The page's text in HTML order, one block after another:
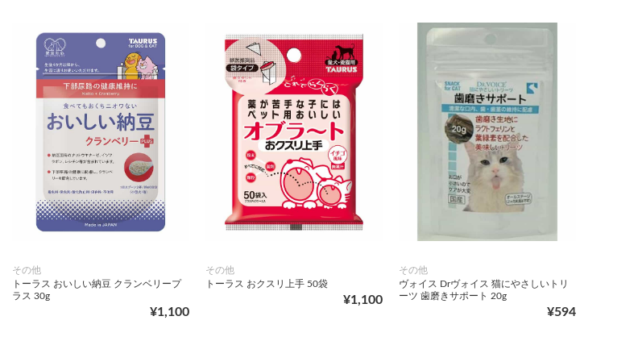
その他
トーラス おいしい納豆 クランベリープ
ラス 30g
¥1,100
その他
トーラス おクスリ上手 50袋
¥1,100
その他
ヴォイス Drヴォイス 猫にやさしいトリ
ーツ 歯磨きサポート 20g
¥594